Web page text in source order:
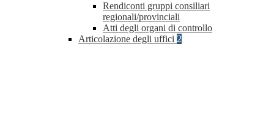
Rendiconti gruppi consiliari
regionali/provinciali
Atti degli organi di controllo
Articolazione degli uffici 2